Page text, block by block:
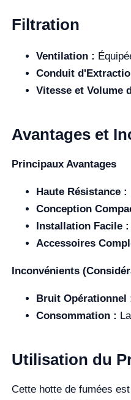
Filtration
Ventilation :
Conduit
Vitesse et Volume
Avantages et
Principaux Avantages
Haute Résistance :
Conception
Installation Facile :
Accessoires
Inconvénients
Bruit Opérationnel
Consommation :
Utilisation du
Cette hotte de fumées